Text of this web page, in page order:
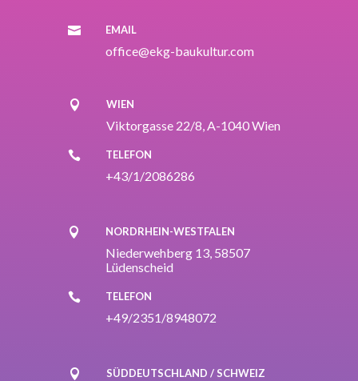
 EMAIL
office@ekg-baukultur.com
 WIEN
Viktorgasse 22/8, A-1040 Wien
 TELEFON
+43/1/2086286
 NORDRHEIN-WESTFALEN
Niederwehberg 13, 58507
Lüdenscheid
 TELEFON
+49/2351/8948072
 SÜDDEUTSCHLAND / SCHWEIZ